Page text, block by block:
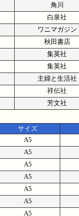
角川
白泉社
ワニマガジン
秋田書店
集英社
集英社
主婦と生活社
祥伝社
芳文社
サイズ
A5
A5
A5
A5
A5
A5
A5